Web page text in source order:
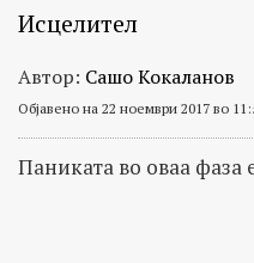
Исцелител
Автор: Сашо Кокаланов
Објавено на 22 ноември 2017 во
Паниката во оваа фаза